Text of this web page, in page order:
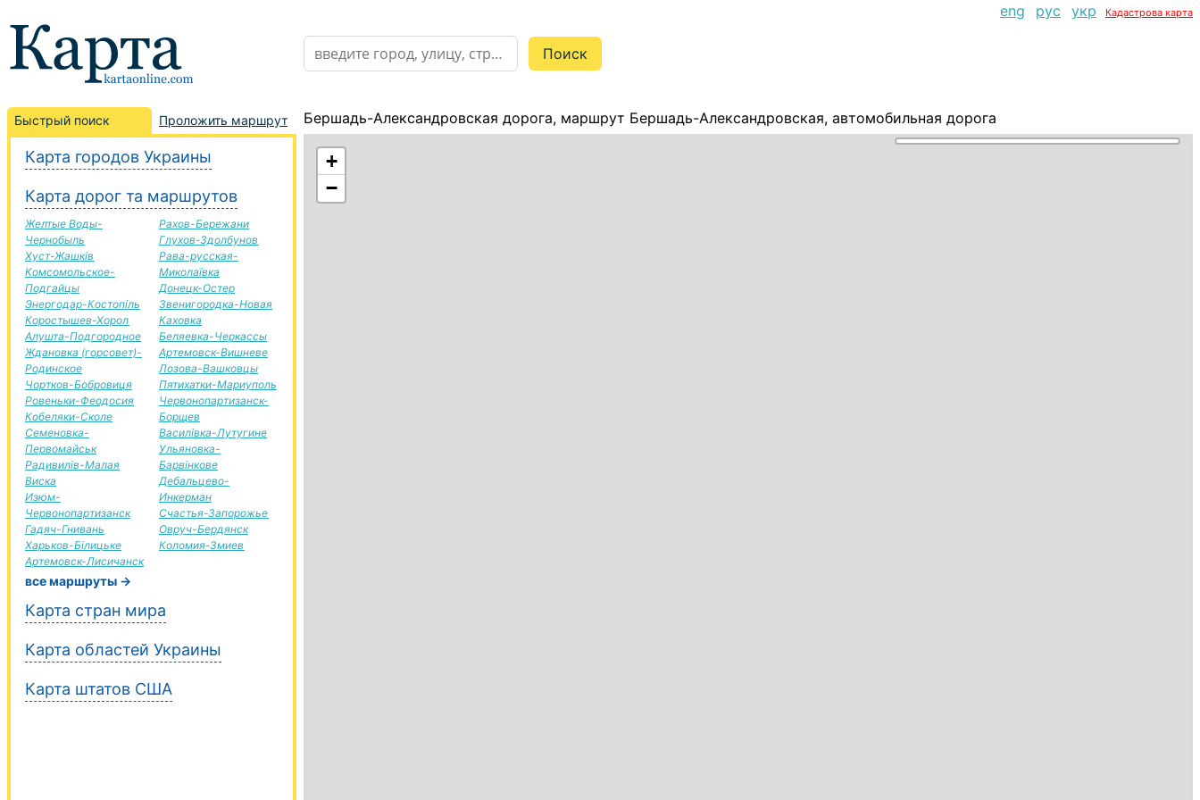
eng рус укр Кадастрова карта
Быстрый поиск Проложить маршрут
Карта городов Украины
Карта дорог та маршрутов
Желтые Воды-
Чернобыль
Хуст-Жашків
Комсомольское-
Подгайцы
Энергодар-Костопіль
Коростышев-Хорол
Алушта-Подгородное
Ждановка (горсовет)-
Родинское
Чортков-Бобровиця
Ровеньки-Феодосия
Кобеляки-Сколе
Семеновка-
Первомайськ
Радивилів-Малая
Виска
Изюм-
Червонопартизанск
Гадяч-Гнивань
Харьков-Білицьке
Артемовск-Лисичанск
Рахов-Бережани
Глухов-Здолбунов
Рава-русская-
Миколаївка
Донецк-Остер
Звенигородка-Новая
Каховка
Беляевка-Черкассы
Артемовск-Вишневе
Лозова-Вашковцы
Пятихатки-Мариуполь
Червонопартизанск-
Борщев
Василівка-Лутугине
Ульяновка-
Барвінкове
Дебальцево-
Инкерман
Счастья-Запорожье
Овруч-Бердянск
Коломия-Змиев
все маршруты →
Карта стран мира
Карта областей Украины
Карта штатов США
Бершадь-Александровская дорога, маршрут Бершадь-Александровская, автомобильная дорога
+
−